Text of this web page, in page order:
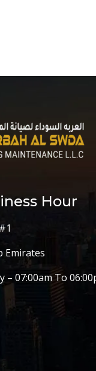
Hour
Emirates
– 07:00am To